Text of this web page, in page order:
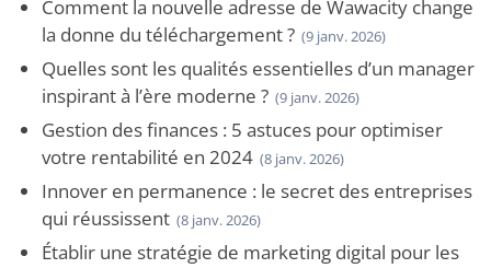
Comment la nouvelle adresse de Wawacity change
la donne du téléchargement ? (9 janv. 2026)
Quelles sont les qualités essentielles d’un manager
inspirant à l’ère moderne ? (9 janv. 2026)
Gestion des finances : 5 astuces pour optimiser
votre rentabilité en 2024 (8 janv. 2026)
Innover en permanence : le secret des entreprises
qui réussissent (8 janv. 2026)
Établir une stratégie de marketing digital pour les